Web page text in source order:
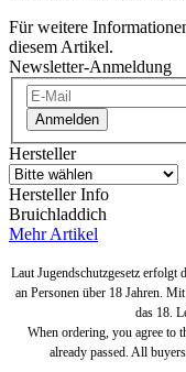
Für weitere
diesem Artikel.
Newsletter-Anmeldung
Anmelden
Hersteller
Hersteller Info
Bruichladdich
Mehr Artikel
Laut Jugendschutzgesetz erfolgt
an Personen über 18 Jahren.
das 18.
When ordering, you agree to
already passed. All